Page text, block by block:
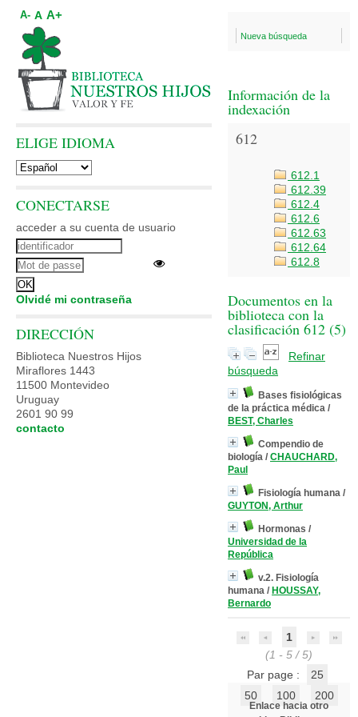
Nueva búsqueda
Información de la
indexación
612
612.1
612.39
612.4
612.6
612.63
612.64
612.8
Documentos en la
biblioteca con la
clasificación 612 (5)
Refinar
búsqueda
Bases fisiológicas
de la práctica médica /
BEST, Charles
Compendio de
biología / CHAUCHARD,
Paul
Fisiología humana /
GUYTON, Arthur
Hormonas /
Universidad de la
República
v.2. Fisiología
humana / HOUSSAY,
Bernardo
1
(1 - 5 / 5)
Par page :
25
50
100 200
Enlace hacia otro
A- A A+
ELIGE IDIOMA
CONECTARSE
acceder a su cuenta de usuario
Olvidé mi contraseña
DIRECCIÓN
Biblioteca Nuestros Hijos
Miraflores 1443
11500 Montevideo
Uruguay
2601 90 99
contacto